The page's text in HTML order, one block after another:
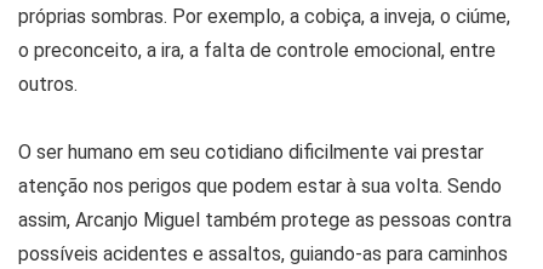
próprias sombras. Por exemplo, a cobiça, a inveja, o ciúme,
o preconceito, a ira, a falta de controle emocional, entre
outros.
O ser humano em seu cotidiano dificilmente vai prestar
atenção nos perigos que podem estar à sua volta. Sendo
assim, Arcanjo Miguel também protege as pessoas contra
possíveis acidentes e assaltos, guiando-as para caminhos